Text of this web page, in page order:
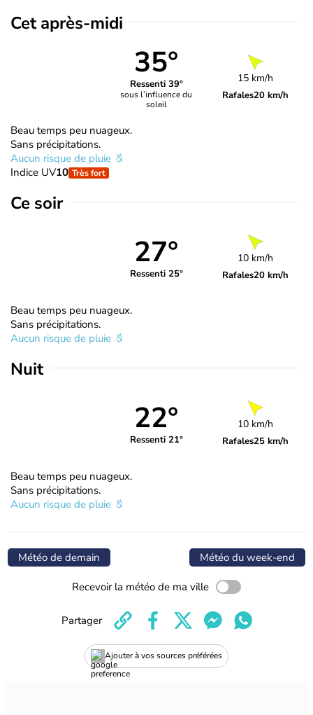
Cet après-midi
35°
Ressenti 39°
sous l’influence du
soleil
15 km/h
Rafales20 km/h
Beau temps peu nuageux.
Sans précipitations.
Aucun risque de pluie
Indice UV10 Très fort
Ce soir
27°
Ressenti 25°
10 km/h
Rafales20 km/h
Beau temps peu nuageux.
Sans précipitations.
Aucun risque de pluie
Nuit
22°
Ressenti 21°
10 km/h
Rafales25 km/h
Beau temps peu nuageux.
Sans précipitations.
Aucun risque de pluie
Météo de demain Météo du week-end
Recevoir la météo de ma ville
Ajouter à vos sources préférées
Partager